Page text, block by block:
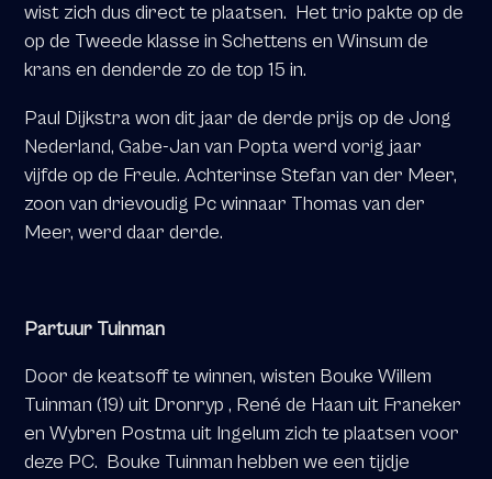
wist zich dus direct te plaatsen. Het trio pakte op de
op de Tweede klasse in Schettens en Winsum de
krans en denderde zo de top 15 in.
Paul Dijkstra won dit jaar de derde prijs op de Jong
Nederland, Gabe-Jan van Popta werd vorig jaar
vijfde op de Freule. Achterinse Stefan van der Meer,
zoon van drievoudig Pc winnaar Thomas van der
Meer, werd daar derde.
Partuur Tuinman
Door de keatsoff te winnen, wisten Bouke Willem
Tuinman (19) uit Dronryp , René de Haan uit Franeker
en Wybren Postma uit Ingelum zich te plaatsen voor
deze PC.
Bouke Tuinman hebben we een tijdje